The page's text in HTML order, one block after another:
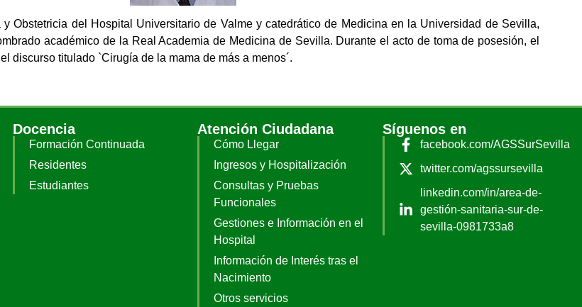
Obstetricia del Hospital Universitario de Valme y catedrático de Medicina en la Universidad de Sevilla,
académico de la Real Academia de Medicina de Sevilla. Durante el acto de toma de posesión, el
discurso titulado `Cirugía de la mama de más a menos´.
Docencia
Formación Continuada
Residentes
Estudiantes
Atención Ciudadana
Cómo Llegar
Ingresos y Hospitalización
Consultas y Pruebas
Funcionales
Gestiones e Información en el
Hospital
Información de Interés tras el
Nacimiento
Otros servicios
Síguenos en
facebook.com/AGSSurSevilla
twitter.com/agssursevilla
linkedin.com/in/area-de-
gestión-sanitaria-sur-de-
sevilla-0981733a8